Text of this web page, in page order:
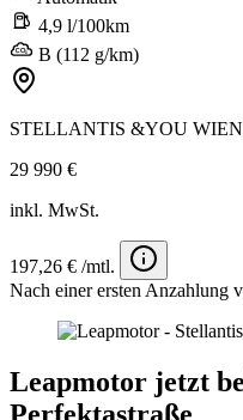
4,9 l/100km
B (112 g/km)
STELLANTIS &YOU
29 990 €
inkl. MwSt.
197,26 € /mtl.
Nach einer ersten Anzahlung
Leapmotor jetzt